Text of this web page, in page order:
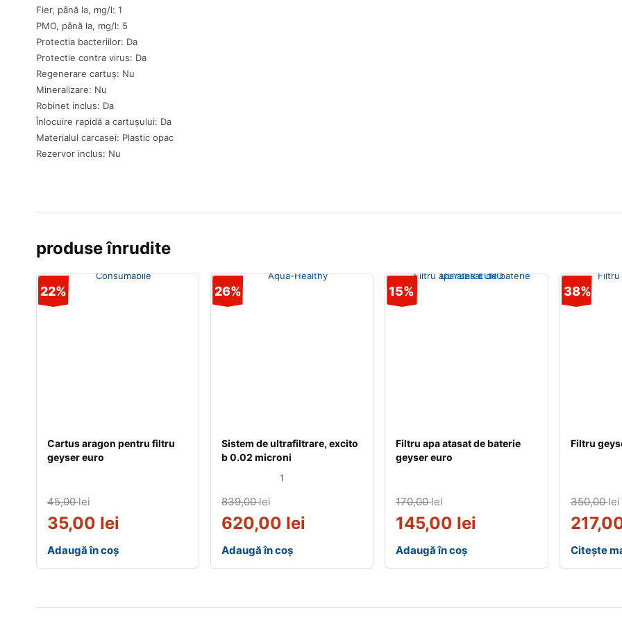
Fier, până la, mg/l: 1
PMO, până la, mg/l: 5
Protectia bacteriilor: Da
Protectie contra virus: Da
Regenerare cartuş: Nu
Mineralizare: Nu
Robinet inclus: Da
Înlocuire rapidă a cartuşului: Da
Materialul carcasei: Plastic opac
Rezervor inclus: Nu
produse înrudite
22%
Cartus aragon pentru filtru
geyser euro
45,00lei
35,00 lei
Adaugă în coș
26%
Sistem de ultrafiltrare, excito
b 0.02 microni
1
839,00lei
620,00 lei
Adaugă în coș
15%
Filtru apa atasat de baterie
geyser euro
170,00lei
145,00 lei
Adaugă în coș
38%
Filtru
350,00lei
Citește